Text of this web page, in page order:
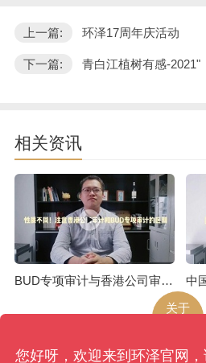
上一篇: 环泽17周年庆活动
下一篇: 青白江植树有感-2021"
相关资讯
BUD专项审计与香港公司审计是不一样的
关于
环泽版权所有
您好呀，欢迎来到环泽官网